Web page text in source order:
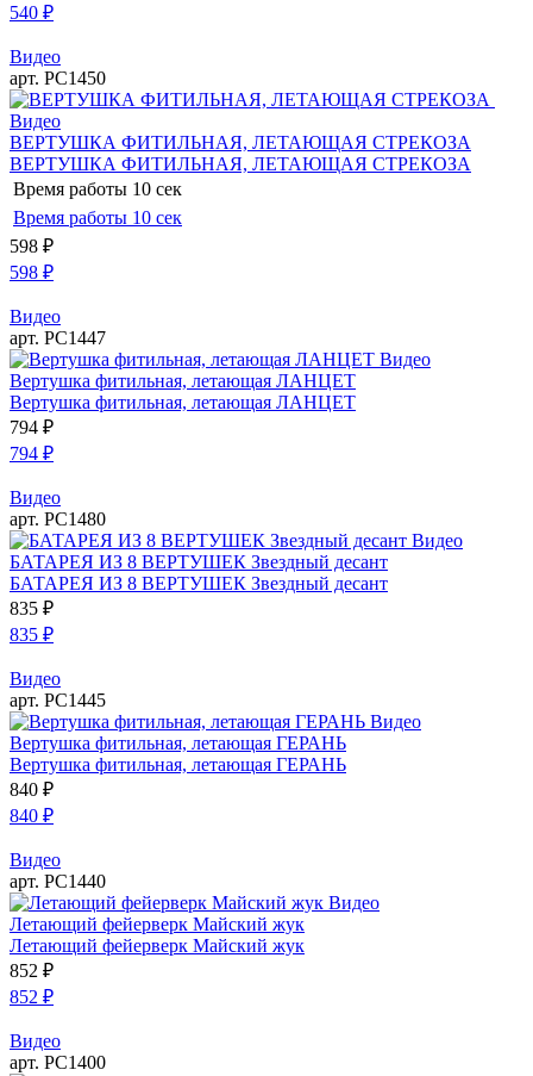
540 ₽
Видео
арт. РС1450
Видео
ВЕРТУШКА ФИТИЛЬНАЯ, ЛЕТАЮЩАЯ СТРЕКОЗА
ВЕРТУШКА ФИТИЛЬНАЯ, ЛЕТАЮЩАЯ СТРЕКОЗА
Время работы 10 сек
Время работы 10 сек
598 ₽
598 ₽
Видео
арт. РС1447
Видео
Вертушка фитильная, летающая ЛАНЦЕТ
Вертушка фитильная, летающая ЛАНЦЕТ
794 ₽
794 ₽
Видео
арт. РС1480
Видео
БАТАРЕЯ ИЗ 8 ВЕРТУШЕК Звездный десант
БАТАРЕЯ ИЗ 8 ВЕРТУШЕК Звездный десант
835 ₽
835 ₽
Видео
арт. РС1445
Видео
Вертушка фитильная, летающая ГЕРАНЬ
Вертушка фитильная, летающая ГЕРАНЬ
840 ₽
840 ₽
Видео
арт. РС1440
Видео
Летающий фейерверк Майский жук
Летающий фейерверк Майский жук
852 ₽
852 ₽
Видео
арт. РС1400